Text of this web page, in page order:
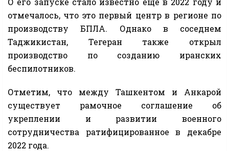
отмечалось, что это первый центр в регионе по
производству БПЛА. Однако в соседнем
Таджикистан, Тегеран также открыл
производство по созданию иранских
беспилотников.
Отметим, что между Ташкентом и Анкарой
существует рамочное соглашение об
укреплении и развитии военного
сотрудничества ратифицированное в декабре
2022 года.